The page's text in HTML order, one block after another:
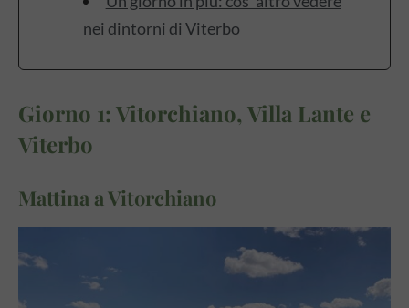
nei dintorni di Viterbo
Giorno 1: Vitorchiano, Villa Lante e
Viterbo
Mattina a Vitorchiano